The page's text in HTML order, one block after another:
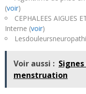
(voir)
CEPHALEES AIGUES
Interne (voir)
Voir aussi :
menstruation